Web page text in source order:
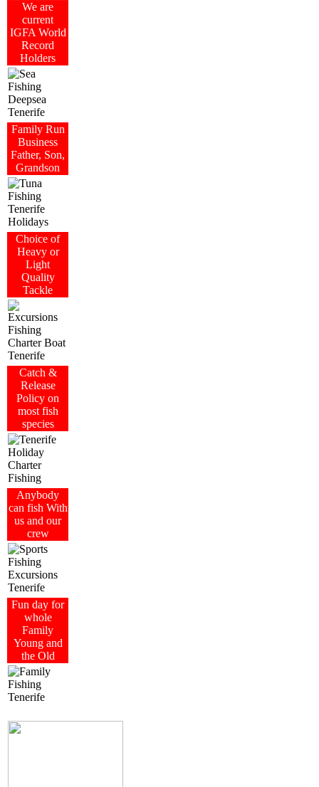
We are
current
IGFA World
Record
Holders
Family Run
Business
Father, Son,
Grandson
Choice of
Heavy or
Light
Quality
Tackle
Catch &
Release
Policy on
most fish
species
Anybody
can fish With
us and our
crew
Fun day for
whole
Family
Young and
the Old